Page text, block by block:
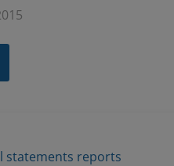
statements reports